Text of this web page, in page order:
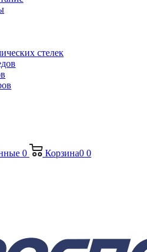
стелек
0 Корзина0 0